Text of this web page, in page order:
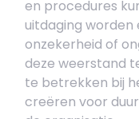
en procedures
uitdaging worden
onzekerheid of
deze weerstand
te betrekken bij
creëren voor